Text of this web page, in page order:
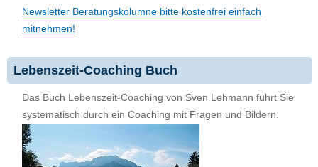
Newsletter Beratungskolumne bitte kostenfrei einfach
mitnehmen!
Lebenszeit-Coaching Buch
Das Buch Lebenszeit-Coaching von Sven Lehmann führt Sie
systematisch durch ein Coaching mit Fragen und Bildern.